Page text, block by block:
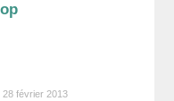
28 février 2013